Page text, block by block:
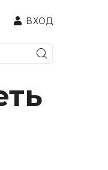
ВХОД